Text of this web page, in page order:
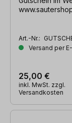
Art.-Nr.:
Versand per
25,00 €
inkl. MwSt. zzgl.
Versandkosten